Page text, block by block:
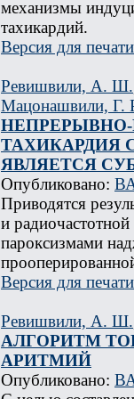
механизмы
тахикардий.
Версия для печати
Ревишвили, А. Ш.
Мацонашвили, Г.
ТАХИКАРДИЯ
ЯВЛЯЕТСЯ
Опубликовано:
Приводятся
и
пароксизмами
Версия для печати
Ревишвили, А. Ш.
АЛГОРИТМ
АРИТМИЙ
Опубликовано: